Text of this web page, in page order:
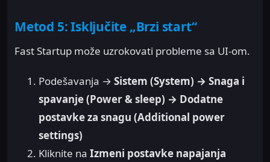
Metod 5: Isključite „Brzi start“
Fast Startup može uzrokovati probleme sa UI-om.
Podešavanja → Sistem (System) → Snaga i
spavanje (Power & sleep) → Dodatne
postavke za snagu (Additional power
settings)
Kliknite na Izmeni postavke napajanja